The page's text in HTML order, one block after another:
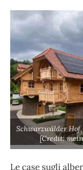
Schwarzwälder
[Credit:
Le case sugli